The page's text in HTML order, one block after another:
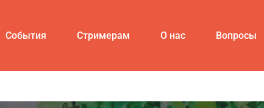
События Стримерам О нас Вопросы